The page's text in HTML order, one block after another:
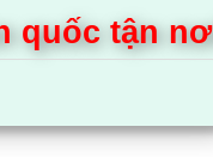
quốc tận